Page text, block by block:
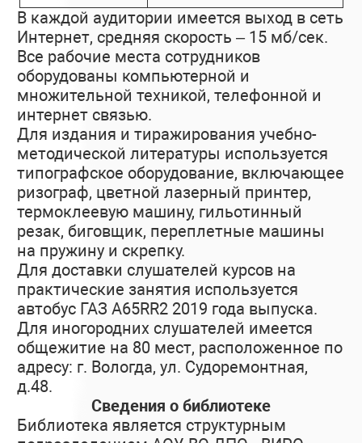
В каждой аудитории имеется выход в сеть
Интернет, средняя скорость – 15 мб/сек.
Все рабочие места сотрудников
оборудованы компьютерной и
множительной техникой, телефонной и
интернет связью.
Для издания и тиражирования учебно-
методической литературы используется
типографское оборудование, включающее
ризограф, цветной лазерный принтер,
термоклеевую машину, гильотинный
резак, биговщик, переплетные машины
на пружину и скрепку.
Для доставки слушателей курсов на
практические занятия используется
автобус ГАЗ А65RR2 2019 года выпуска.
Для иногородних слушателей имеется
общежитие на 80 мест, расположенное по
адресу: г. Вологда, ул. Судоремонтная,
д.48.
Сведения о библиотеке
Библиотека является структурным